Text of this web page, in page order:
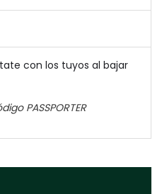
con los tuyos al bajar
PASSPORTER